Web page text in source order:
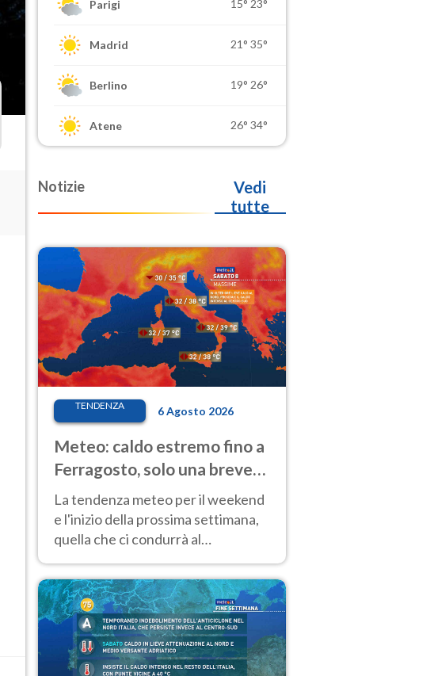
Parigi 15° 23°
Madrid 21° 35°
Berlino 19° 26°
Atene 26° 34°
Notizie
Vedi
tutte
TENDENZA 6 Agosto 2026
Meteo: caldo estremo fino a
Ferragosto, solo una breve
pausa. Ecco dove
La tendenza meteo per il weekend
e l'inizio della prossima settimana,
quella che ci condurrà al
temperature molto elevate